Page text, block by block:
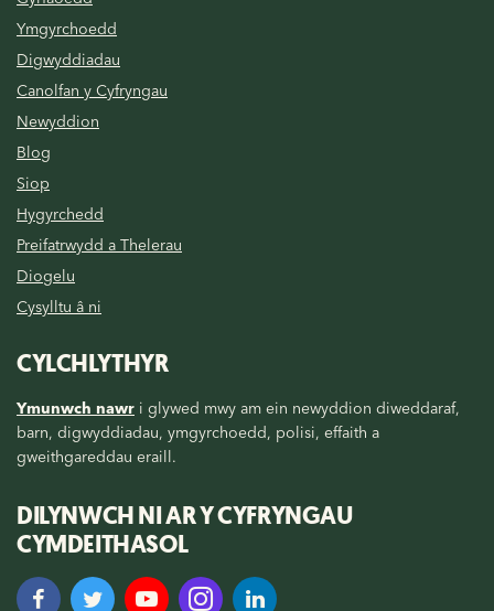
Ymgyrchoedd
Digwyddiadau
Canolfan y Cyfryngau
Newyddion
Blog
Siop
Hygyrchedd
Preifatrwydd a Thelerau
Diogelu
Cysylltu â ni
CYLCHLYTHYR
Ymunwch nawr i glywed mwy am ein newyddion diweddaraf,
barn, digwyddiadau, ymgyrchoedd, polisi, effaith a
gweithgareddau eraill.
DILYNWCH NI AR Y CYFRYNGAU
CYMDEITHASOL